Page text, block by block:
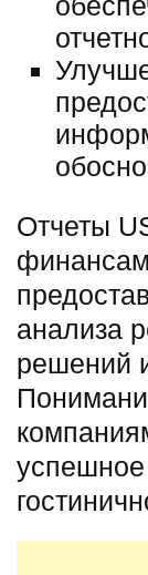
Отчеты
анализа
решений
успешное